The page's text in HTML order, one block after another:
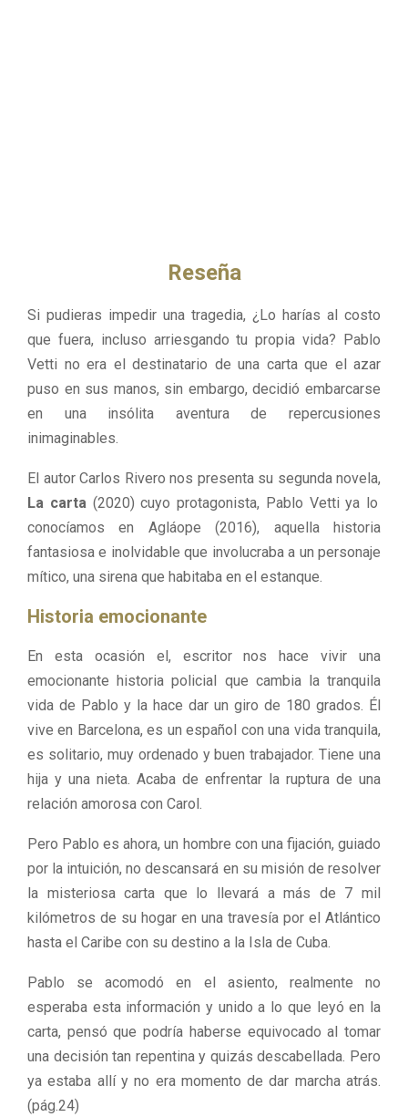
Reseña
Si pudieras impedir una tragedia, ¿Lo harías al costo
que fuera, incluso arriesgando tu propia vida? Pablo
Vetti no era el destinatario de una carta que el azar
puso en sus manos, sin embargo, decidió embarcarse
en una insólita aventura de repercusiones
inimaginables.
El autor Carlos Rivero nos presenta su segunda novela,
La carta(2020) cuyo protagonista, Pablo Vetti ya lo
conocíamos en Agláope (2016), aquella historia
fantasiosa e inolvidable que involucraba a un personaje
mítico, una sirena que habitaba en el estanque.
Historia emocionante
En esta ocasión el, escritor nos hace vivir una
emocionante historia policial que cambia la tranquila
vida de Pablo y la hace dar un giro de 180 grados. Él
vive en Barcelona, es un español con una vida tranquila,
es solitario, muy ordenado y buen trabajador. Tiene una
hija y una nieta. Acaba de enfrentar la ruptura de una
relación amorosa con Carol.
Pero Pablo es ahora, un hombre con una fijación, guiado
por la intuición, no descansará en su misión de resolver
la misteriosa carta que lo llevará a más de 7 mil
kilómetros de su hogar en una travesía por el Atlántico
hasta el Caribe con su destino a la Isla de Cuba.
Pablo se acomodó en el asiento, realmente no
esperaba esta información y unido a lo que leyó en la
carta, pensó que podría haberse equivocado al tomar
una decisión tan repentina y quizás descabellada. Pero
ya estaba allí y no era momento de dar marcha atrás.
(pág.24)